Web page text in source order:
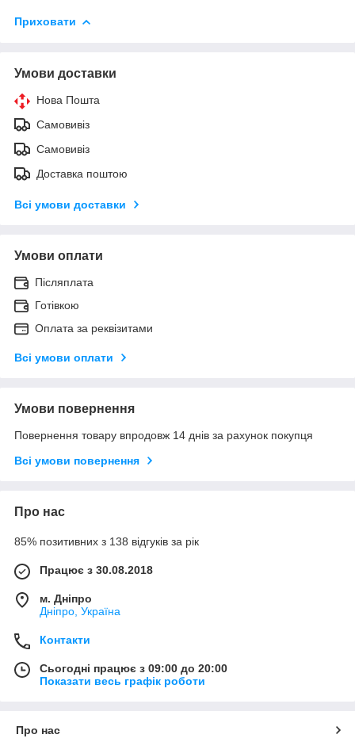
Приховати
Умови доставки
Нова Пошта
Самовивіз
Самовивіз
Доставка поштою
Всі умови доставки
Умови оплати
Післяплата
Готівкою
Оплата за реквізитами
Всі умови оплати
Умови повернення
Повернення товару впродовж 14 днів за рахунок покупця
Всі умови повернення
Про нас
85% позитивних з 138 відгуків за рік
Працює з 30.08.2018
м. Дніпро
Дніпро, Україна
Контакти
Сьогодні працює з 09:00 до 20:00
Показати весь графік роботи
Про нас